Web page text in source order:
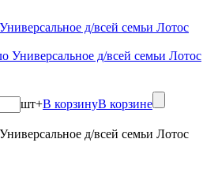
д/всей семьи Лотос
шт+В корзинуВ корзине
д/всей семьи Лотос